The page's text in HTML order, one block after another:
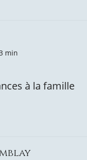
min
à la famille